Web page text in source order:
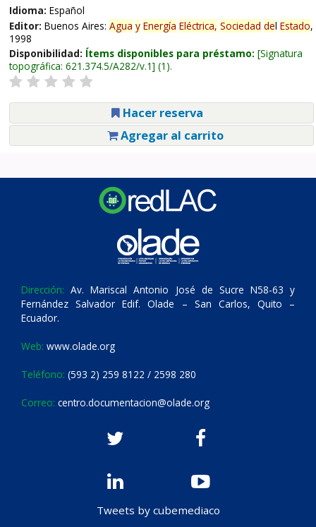
Idioma: Español
Editor: Buenos Aires: Agua y Energía Eléctrica, Sociedad del Estado,
1998
Disponibilidad: Ítems disponibles para préstamo: Signatura
topográfica: 621.374.5/A282/v.1 (1).
Hacer reserva
Agregar al carrito
Dirección: Av. Mariscal Antonio José de Sucre N58-63 y
Fernández Salvador Edif. Olade – San Carlos, Quito –
Ecuador.
Web: www.olade.org
Teléfono: (593 2) 259 8122 / 2598 280
Correo: centro.documentacion@olade.org
Tweets by cubemediaco